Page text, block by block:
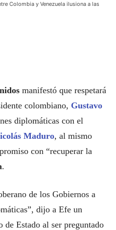
Colombia y Venezuela ilusiona a las
manifestó que respetará
colombiano, Gustavo
diplomáticas con el
Maduro, al mismo
con “recuperar la
.
de los Gobiernos a
dijo a Efe un
de Estado al ser preguntado